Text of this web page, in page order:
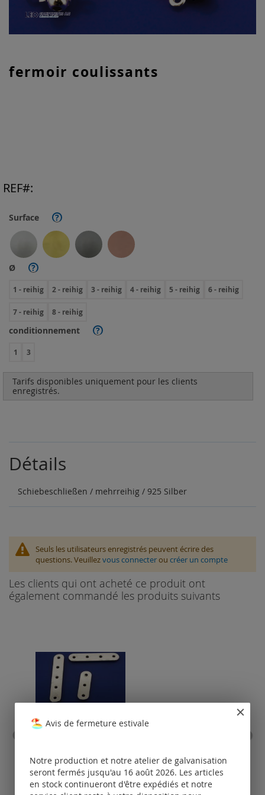
fermoir coulissants
Surface ?
Ø ?
1 - reihig 2 - reihig 3 - reihig 4 - reihig 5 - reihig 6 - reihig
7 - reihig 8 - reihig
conditionnement ?
1 3
Tarifs disponibles uniquement pour les clients
enregistrés.
REF
to
Détails
Schiebeschließen / mehrreihig / 925 Silber
Seuls les utilisateurs enregistrés peuvent écrire des
questions. Veuillezvous connecterou créer un compte
Les clients qui ont acheté ce produit ont
également commandé les produits suivants
Tarifs
disponibles
Avis de fermeture estivale
Notre production et notre atelier de galvanisation
seront fermés jusqu'au 16 août 2026. Les articles
en stock continueront d'être expédiés et notre